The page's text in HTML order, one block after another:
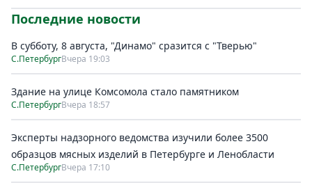
Последние новости
В субботу, 8 августа, "Динамо" сразится с "Тверью"
С.ПетербургВчера 19:03
Здание на улице Комсомола стало памятником
С.ПетербургВчера 18:57
Эксперты надзорного ведомства изучили более 3500
образцов мясных изделий в Петербурге и Ленобласти
С.ПетербургВчера 17:10